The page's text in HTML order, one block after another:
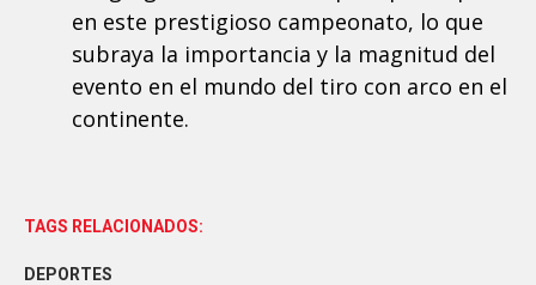
en este prestigioso campeonato, lo que
subraya la importancia y la magnitud del
evento en el mundo del tiro con arco en el
continente.
TAGS RELACIONADOS:
DEPORTES